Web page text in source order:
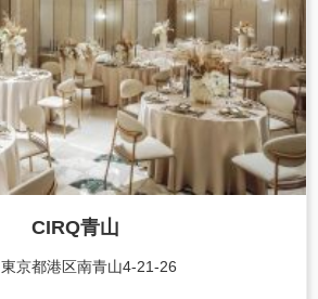
CIRQ青山
東京都港区南青山4-21-26